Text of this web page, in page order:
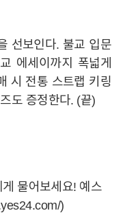
선보인다. 불교 입문
에세이까지 폭넓게
시 전통 스트랩 키링
도 증정한다. (끝)
물어보세요! 예스
)